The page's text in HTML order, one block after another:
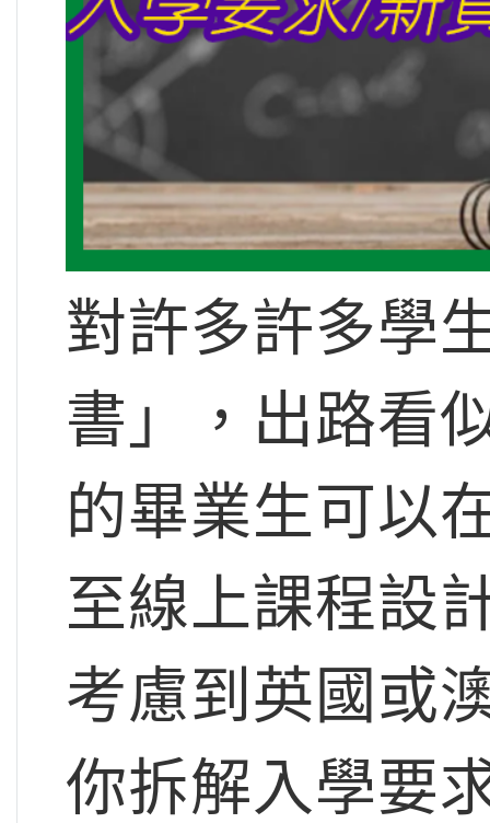
對許多許多學
書」，出路看
的畢業生可以
至線上課程設
考慮到英國或
你拆解入學要